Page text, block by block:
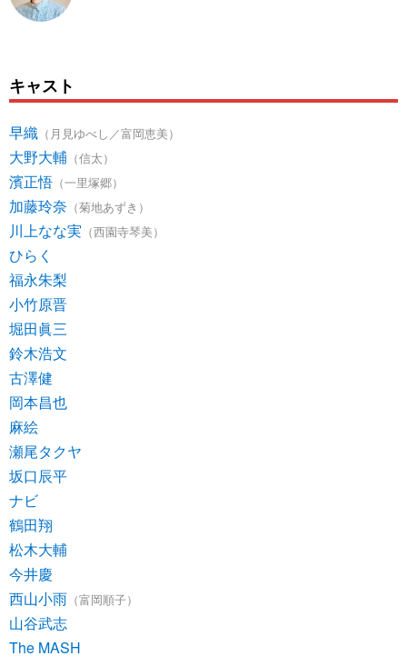
キャスト
早織 （月見ゆべし／富岡恵美）
大野大輔 （信太）
濱正悟 （一里塚郷）
加藤玲奈 （菊地あずき）
川上なな実 （西園寺琴美）
ひらく
福永朱梨
小竹原晋
堀田眞三
鈴木浩文
古澤健
岡本昌也
麻絵
瀬尾タクヤ
坂口辰平
ナビ
鶴田翔
松木大輔
今井慶
西山小雨 （富岡順子）
山谷武志
The MASH